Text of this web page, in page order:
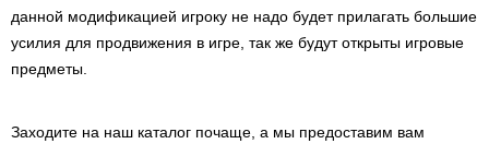
данной модификацией игроку не надо будет прилагать большие
усилия для продвижения в игре, так же будут открыты игровые
предметы.
Заходите на наш каталог почаще, а мы предоставим вам